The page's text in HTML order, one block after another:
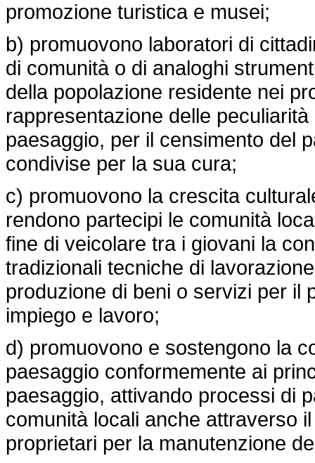
promozione turistica e musei;
b) promuovono laboratori di
di comunità o di analoghi
della popolazione residente nei
rappresentazione delle
paesaggio, per il censimento del
condivise per la sua cura;
c) promuovono la crescita
rendono partecipi le comunità
fine di veicolare tra i giovani la
tradizionali tecniche di
produzione di beni o servizi per il
impiego e lavoro;
d) promuovono e sostengono la
paesaggio conformemente ai
paesaggio, attivando processi di
comunità locali anche attraverso
proprietari per la manutenzione